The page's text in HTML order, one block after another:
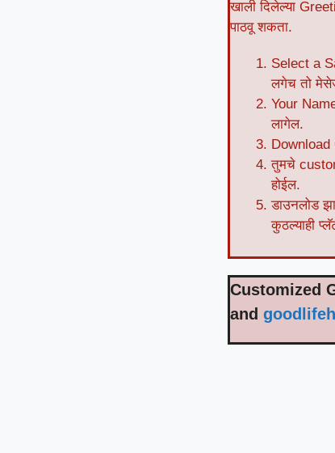
खाली दिलेल्या
पाठवू शकता.
Select a
लगेच तो
Your Name
लागेल.
Download
तुमचे
होईल.
डाउनलोड
कुठल्याही
Customized
and